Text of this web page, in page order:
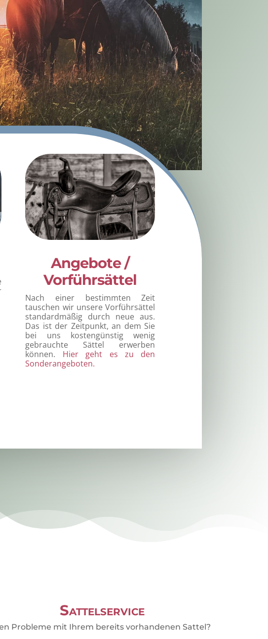
Angebote /
Vorführsättel
Nach einer bestimmten Zeit
tauschen wir unsere Vorführsättel
standardmäßig durch neue aus.
Das ist der Zeitpunkt, an dem Sie
bei uns kostengünstig wenig
gebrauchte Sättel erwerben
können. Hier geht es zu den
Sonderangeboten.
Sattelservice
Probleme mit Ihrem bereits vorhandenen Sattel?